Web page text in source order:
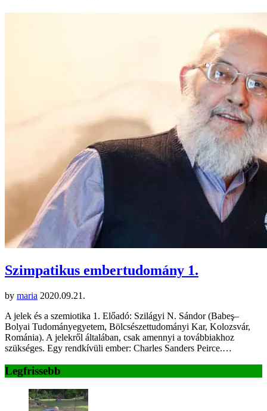
Szimpatikus embertudomány 1.
by maria 2020.09.21.
A jelek és a szemiotika 1. Előadó: Szilágyi N. Sándor (Babeş–
Bolyai Tudományegyetem, Bölcsészettudományi Kar, Kolozsvár,
Románia). A jelekről általában, csak amennyi a továbbiakhoz
szükséges. Egy rendkívüli ember: Charles Sanders Peirce.…
Legfrissebb